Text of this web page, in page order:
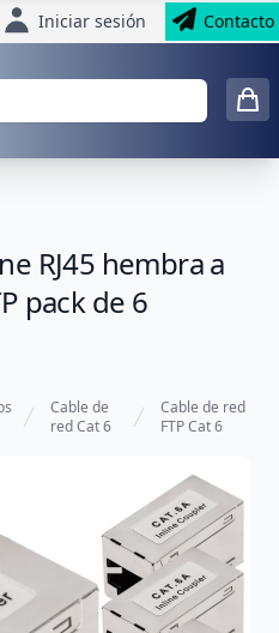
Iniciar sesión Contacto
RJ45 hembra a
pack de 6
Cable de
red Cat 6
Cable de red
FTP Cat 6